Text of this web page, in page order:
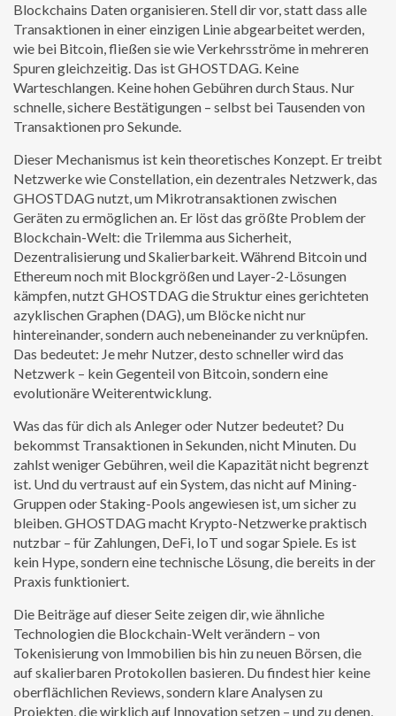
Blockchains Daten organisieren.Stell dir vor, statt dass alle
Transaktionen in einer einzigen Linie abgearbeitet werden,
wie bei Bitcoin, fließen sie wie Verkehrsströme in mehreren
Spuren gleichzeitig. Das ist GHOSTDAG. Keine
Warteschlangen. Keine hohen Gebühren durch Staus. Nur
schnelle, sichere Bestätigungen – selbst bei Tausenden von
Transaktionen pro Sekunde.
Dieser Mechanismus ist kein theoretisches Konzept. Er treibt
Netzwerke wieConstellation,ein dezentrales Netzwerk, das
GHOSTDAG nutzt, um Mikrotransaktionen zwischen
Geräten zu ermöglichenan. Er löst das größte Problem der
Blockchain-Welt: die Trilemma aus Sicherheit,
Dezentralisierung und Skalierbarkeit. Während Bitcoin und
Ethereum noch mit Blockgrößen und Layer-2-Lösungen
kämpfen, nutzt GHOSTDAG die Struktur eines gerichteten
azyklischen Graphen (DAG), um Blöcke nicht nur
hintereinander, sondern auch nebeneinander zu verknüpfen.
Das bedeutet: Je mehr Nutzer, desto schneller wird das
Netzwerk – kein Gegenteil von Bitcoin, sondern eine
evolutionäre Weiterentwicklung.
Was das für dich als Anleger oder Nutzer bedeutet? Du
bekommst Transaktionen in Sekunden, nicht Minuten. Du
zahlst weniger Gebühren, weil die Kapazität nicht begrenzt
ist. Und du vertraust auf ein System, das nicht auf Mining-
Gruppen oder Staking-Pools angewiesen ist, um sicher zu
bleiben. GHOSTDAG macht Krypto-Netzwerke praktisch
nutzbar – für Zahlungen, DeFi, IoT und sogar Spiele. Es ist
kein Hype, sondern eine technische Lösung, die bereits in der
Praxis funktioniert.
Die Beiträge auf dieser Seite zeigen dir, wie ähnliche
Technologien die Blockchain-Welt verändern – von
Tokenisierung von Immobilien bis hin zu neuen Börsen, die
auf skalierbaren Protokollen basieren. Du findest hier keine
oberflächlichen Reviews, sondern klare Analysen zu
Projekten, die wirklich auf Innovation setzen – und zu denen,